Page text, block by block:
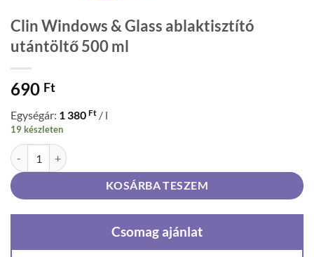
Clin Windows & Glass ablaktisztító
utántöltő 500 ml
690 Ft
Egységár: 1 380 Ft / l
19 készleten
Clin Windows & Glass ablaktisztító utántöltő 500 ml mennyiség
KOSÁRBA TESZEM
Csomag ajánlat